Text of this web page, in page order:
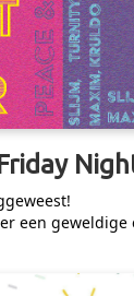
een